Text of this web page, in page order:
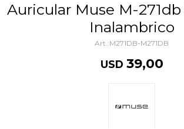
Auricular Muse M-271db Bluetooth
Inalambrico
M271DB-M271DB
USD 39,00